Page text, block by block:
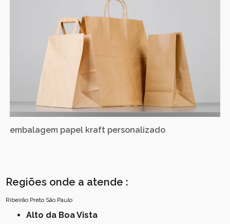
embalagem papel kraft personalizado
Regiões onde a atende :
Ribeirão Preto São Paulo
Alto da Boa Vista